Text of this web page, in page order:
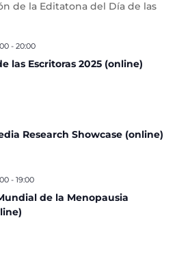
las Escritoras 2025 (online)
- 20:00
Research Showcase (online)
de la Menopausia
- 19:00